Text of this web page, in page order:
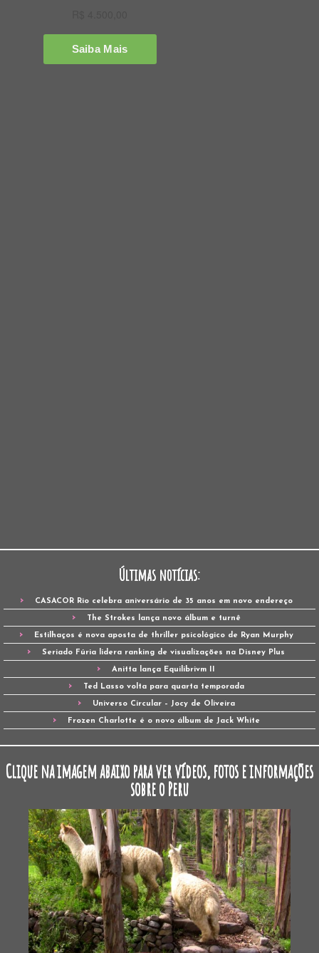
Últimas notícias:
CASACOR Rio celebra aniversário de 35 anos em novo endereço
The Strokes lança novo álbum e turnê
Estilhaços é nova aposta de thriller psicológico de Ryan Murphy
Seriado Fúria lidera ranking de visualizações na Disney Plus
Anitta lança Equilibrivm II
Ted Lasso volta para quarta temporada
Universo Circular – Jocy de Oliveira
Frozen Charlotte é o novo álbum de Jack White
Clique na imagem abaixo para ver vídeos, fotos e informações
sobre o Peru